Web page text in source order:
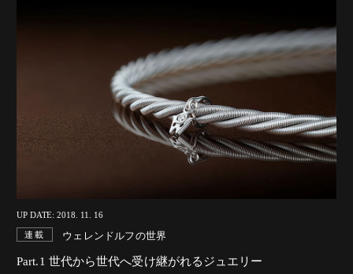
UP DATE: 2018. 11. 16
連載 ウェレンドルフの世界
Part.1 世代から世代へ受け継がれるジュエリー